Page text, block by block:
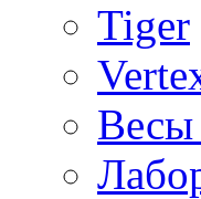
Tiger
Весы